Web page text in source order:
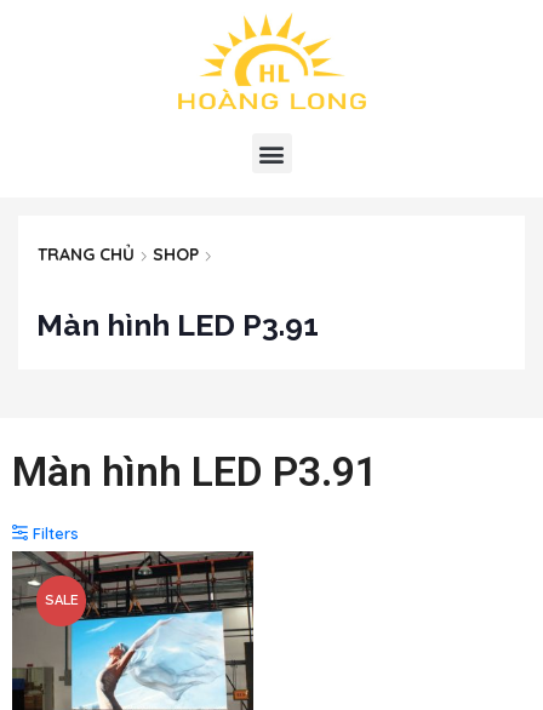
TRANG CHỦ SHOP
Màn hình LED P3.91
Màn hình LED P3.91
Filters
SALE